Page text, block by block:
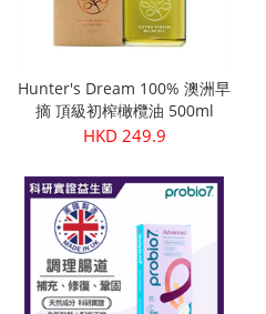
Hunter's Dream 100% 澳洲早
摘 頂級初榨橄欖油 500ml
HKD 249.9